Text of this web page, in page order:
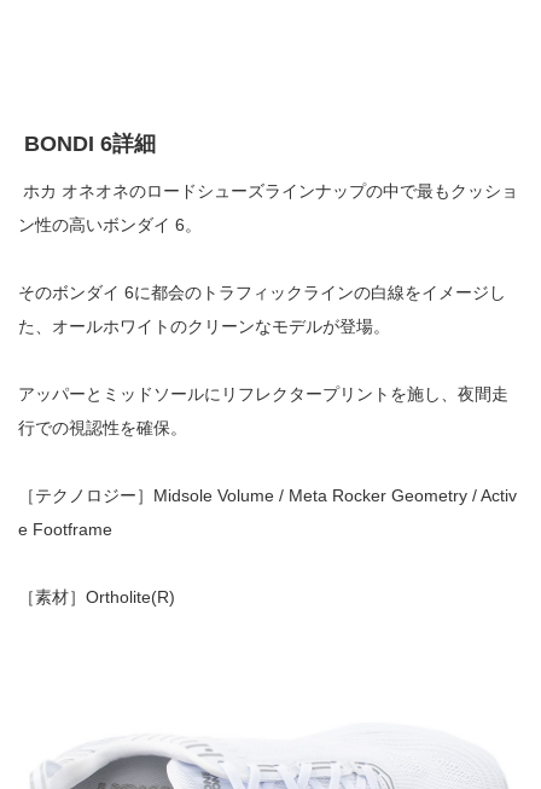
BONDI 6詳細
ホカ オネオネのロードシューズラインナップの中で最もクッショ
ン性の高いボンダイ 6。
そのボンダイ 6に都会のトラフィックラインの白線をイメージし
た、オールホワイトのクリーンなモデルが登場。
アッパーとミッドソールにリフレクタープリントを施し、夜間走
行での視認性を確保。
［テクノロジー］ Midsole Volume / Meta Rocker Geometry / Activ
e Footframe
［素材］ Ortholite(R)